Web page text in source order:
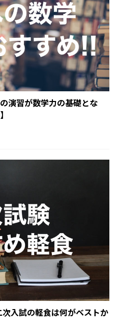
演習が数学力の基礎とな
次入試の軽食は何がベストか